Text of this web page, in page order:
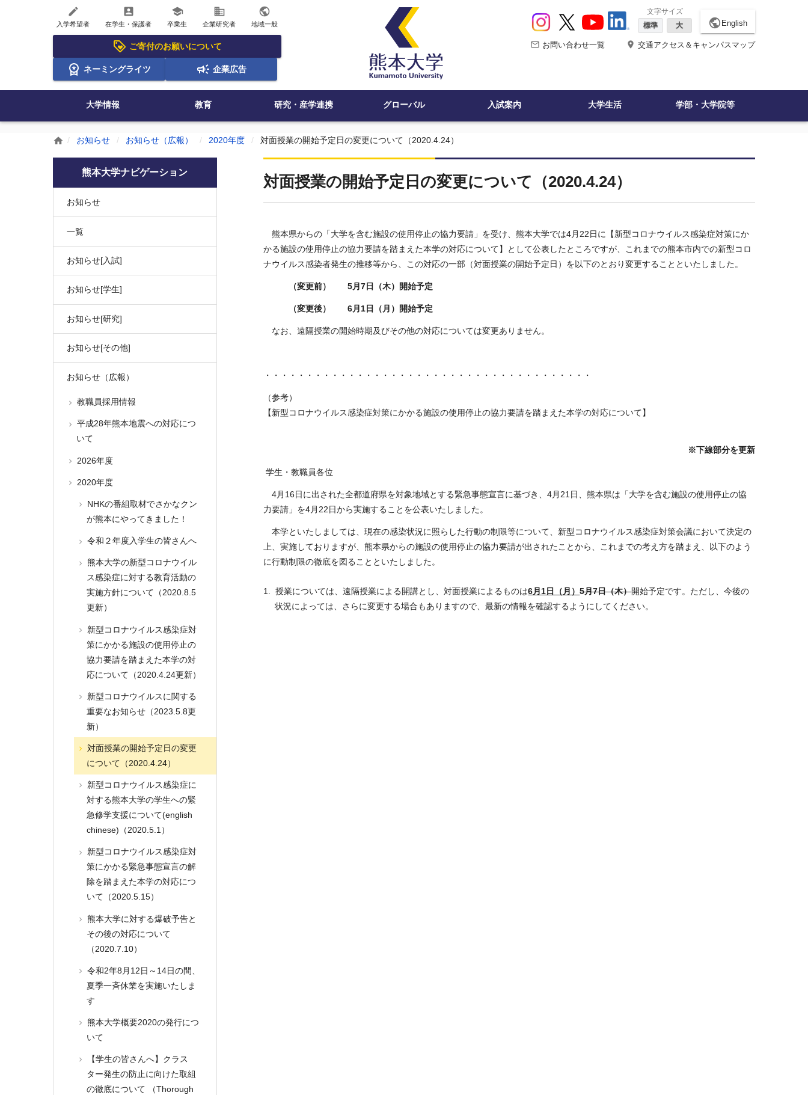
create
入学希望者
account_box
在学生・保護者
school
卒業生
business
企業研究者
public
地域一般
ご寄付のお願いについて
ネーミングライツ 企業広告
文字サイズ
標準
大 public English
mail_outline お問い合わせ一覧 place 交通アクセス＆キャンパスマップ
大学情報 教育 研究・産学連携 グローバル 入試案内 大学生活 学部・大学院等
home お知らせ お知らせ（広報） 2020年度 対面授業の開始予定日の変更について（2020.4.24）
対面授業の開始予定日の変更について（2020.4.24）
熊本県からの「⼤学を含む施設の使用停止の協力要請」を受け、熊本大学では4⽉22⽇に【新型コロナウイルス感染症対策にか
かる施設の使用停止の協力要請を踏まえた本学の対応について】として公表したところですが、これまでの熊本市内での新型コロ
ナウイルス感染者発生の推移等から、この対応の一部（対面授業の開始予定日）を以下のとおり変更することといたしました。
（変更前） 5月7日（木）開始予定
（変更後） 6月1日（月）開始予定
なお、遠隔授業の開始時期及びその他の対応については変更ありません。
・・・・・・・・・・・・・・・・・・・・・・・・・・・・・・・・・・・・・・・
（参考）
【新型コロナウイルス感染症対策にかかる施設の使用停止の協力要請を踏まえた本学の対応について】
※下線部分を更新
学⽣・教職員各位
4⽉16⽇に出された全都道府県を対象地域とする緊急事態宣⾔に基づき、4⽉21⽇、熊本県は「⼤学を含む施設の使用停止の協
力要請」を4⽉22⽇から実施することを公表いたしました。
本学といたしましては、現在の感染状況に照らした⾏動の制限等について、新型コロナウイルス感染症対策会議において決定の
上、実施しておりますが、熊本県からの施設の使用停止の協力要請が出されたことから、これまでの考え方を踏まえ、以下のよう
に⾏動制限の徹底を図ることといたしました。
授業については、遠隔授業による開講とし、対⾯授業によるものは6月1日（月）5月7日（木）開始予定です。ただし、今後の
状況によっては、さらに変更する場合もありますので、最新の情報を確認するようにしてください。
熊本大学ナビゲーション
お知らせ
一覧
お知らせ[入試]
お知らせ[学生]
お知らせ[研究]
お知らせ[その他]
お知らせ（広報）
教職員採用情報
平成28年熊本地震への対応につ
いて
2026年度
2020年度
NHKの番組取材でさかなクン
が熊本にやってきました！
令和２年度入学生の皆さんへ
熊本大学の新型コロナウイル
ス感染症に対する教育活動の
実施方針について（2020.8.5
更新）
新型コロナウイルス感染症対
策にかかる施設の使用停止の
協力要請を踏まえた本学の対
応について（2020.4.24更新）
新型コロナウイルスに関する
重要なお知らせ（2023.5.8更
新）
対面授業の開始予定日の変更
について（2020.4.24）
新型コロナウイルス感染症に
対する熊本大学の学生への緊
急修学支援について(english
chinese)（2020.5.1）
新型コロナウイルス感染症対
策にかかる緊急事態宣言の解
除を踏まえた本学の対応につ
いて（2020.5.15）
熊本大学に対する爆破予告と
その後の対応について
（2020.7.10）
令和2年8月12日～14日の間、
夏季一斉休業を実施いたしま
す
熊本大学概要2020の発行につ
いて
【学生の皆さんへ】クラス
ター発生の防止に向けた取組
の徹底について （Thorough